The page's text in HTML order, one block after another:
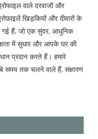
वाले दरवाजों और
खिड़कियों और दीवारों के
गई हैं, जो एक सुंदर, आधुनिक
में सुधार और आपके घर की
प्रदान करते हैं। हमारे
समय तक चलने वाले हैं, संक्षारण